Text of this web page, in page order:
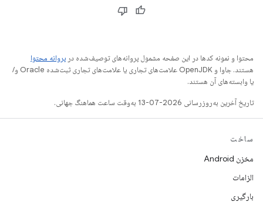
محتوا و نمونه کدها در این صفحه مشمول پروانه‌های توصیف‌شده در پروانه محتوا
هستند. جاوا و OpenJDK علامت‌های تجاری یا علامت‌های تجاری ثبت‌شده Oracle و/
یا وابسته‌های آن هستند.
تاریخ آخرین به‌روزرسانی 2026-07-13 به‌وقت ساعت هماهنگ جهانی.
ساخت
مخزن Android
الزامات
بارگیری